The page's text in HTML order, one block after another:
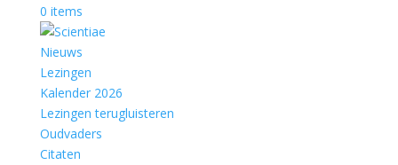
0 items
Nieuws
Lezingen
Kalender 2026
Lezingen terugluisteren
Oudvaders
Citaten